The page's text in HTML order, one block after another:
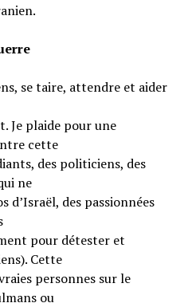
se taire, attendre et aider
Je plaide pour une
cette
des politiciens, des
ne
d’Israël, des passionnées
pour détester et
Cette
personnes sur le
ou